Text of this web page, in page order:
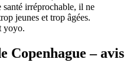
santé irréprochable, il ne
jeunes et trop âgées.
yoyo.
Copenhague – avis